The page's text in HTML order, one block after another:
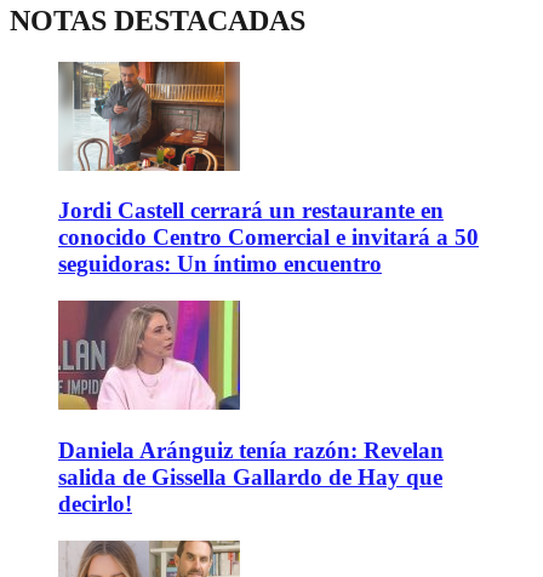
NOTAS DESTACADAS
Jordi Castell cerrará un restaurante en
conocido Centro Comercial e invitará a 50
seguidoras: Un íntimo encuentro
Daniela Aránguiz tenía razón: Revelan
salida de Gissella Gallardo de Hay que
decirlo!